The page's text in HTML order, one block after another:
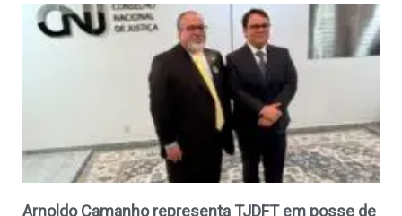
Arnoldo Camanho representa TJDFT em posse de